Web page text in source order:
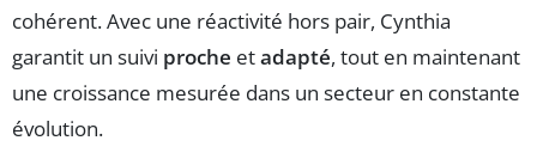
cohérent. Avec une réactivité hors pair, Cynthia
garantit un suivi proche etadapté, tout en maintenant
une croissance mesurée dans un secteur en constante
évolution.